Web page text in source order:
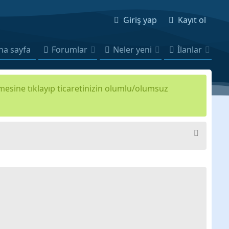
Giriş yap Kayıt ol
sayfa Forumlar Neler yeni İlanlar
tıklayıp ticaretinizin olumlu/olumsuz